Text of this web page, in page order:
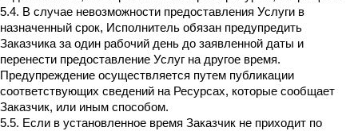
5.4. В случае невозможности предоставления Услуги в
назначенный срок, Исполнитель обязан предупредить
Заказчика за один рабочий день до заявленной даты и
перенести предоставление Услуг на другое время.
Предупреждение осуществляется путем публикации
соответствующих сведений на Ресурсах, которые сообщает
Заказчик, или иным способом.
5.5. Если в установленное время Заказчик не приходит по